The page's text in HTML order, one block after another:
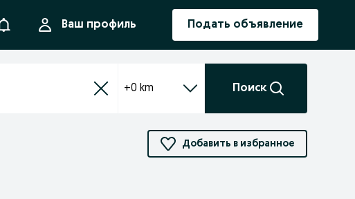
Ваш профиль Подать объявление
+0 km Поиск
Добавить в избранное